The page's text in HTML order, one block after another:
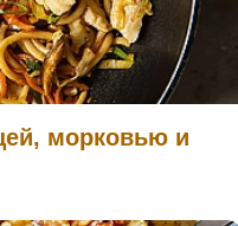
морковью и